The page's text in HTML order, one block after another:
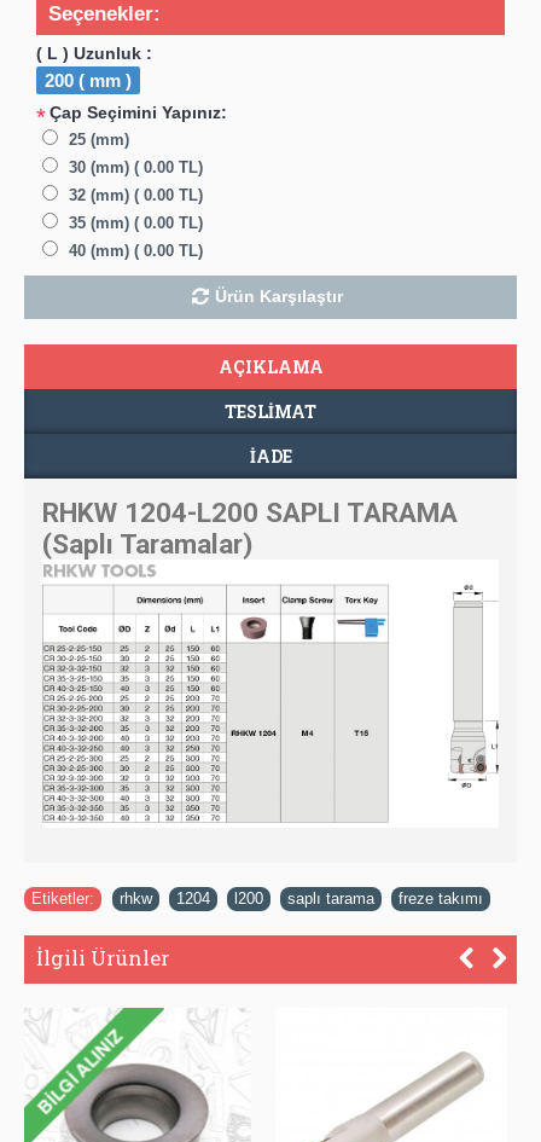
Seçenekler:
( L ) Uzunluk :
200 ( mm )
*Çap Seçimini Yapınız:
25 (mm)
30 (mm) ( 0.00 TL)
32 (mm) ( 0.00 TL)
35 (mm) ( 0.00 TL)
40 (mm) ( 0.00 TL)
Ürün Karşılaştır
AÇIKLAMA
TESLIMAT
İADE
RHKW 1204-L200 SAPLI TARAMA
(Saplı Taramalar)
Etiketler: rhkw 1204 l200 saplı tarama freze takımı
İlgili Ürünler